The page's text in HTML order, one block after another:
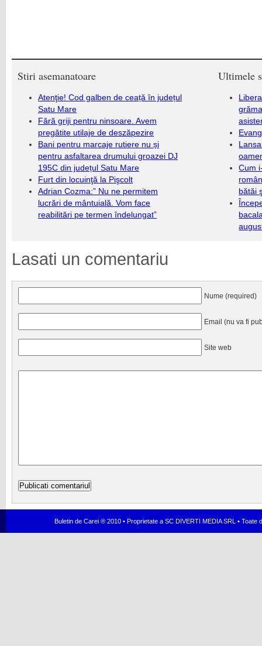
Stiri asemanatoare
Atenţie! Cod galben de ceață în județul
Satu Mare
Fără griji pentru ninsoare. Avem
pregătite utilaje de deszăpezire
Bani pentru marcaje rutiere nu și
pentru asfaltarea drumului groazei DJ
195C din județul Satu Mare
Furt din locuinţă la Pişcolt
Adrian Cozma:” Nu ne permitem
lucrări de mântuială. Vom face
reabilitări pe termen îndelungat”
Ultimele
Cum
bătăi
Lasati un comentariu
Nume (required)
Email (nu va fi
Site web
Buletin de Carei ® 2010 • Proprietate a SC DIVERTI MEDIA SRL •